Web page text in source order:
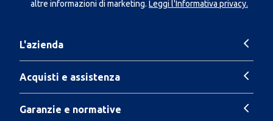
altre informazioni di marketing. Leggi l'Informativa privacy.
L'azienda
Acquisti e assistenza
Garanzie e normative